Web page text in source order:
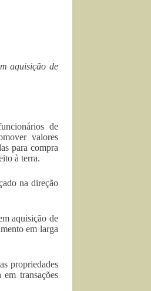
aquisição de
de
valores
para compra
à terra.
na direção
aquisição de
em larga
propriedades
transações